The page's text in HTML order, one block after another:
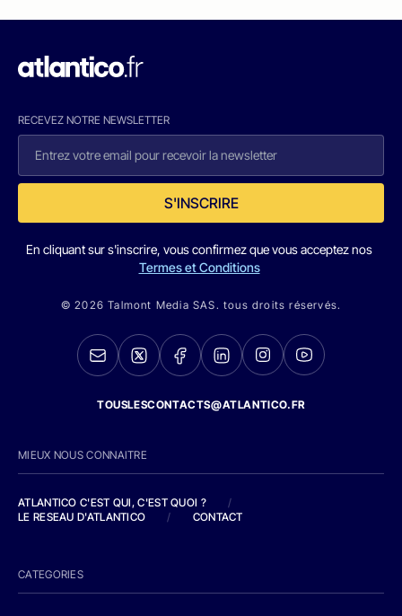
RECEVEZ NOTRE NEWSLETTER
S'INSCRIRE
En cliquant sur s'inscrire, vous confirmez que vous acceptez nos
Termes et Conditions
© 2026 Talmont Media SAS. tous droits réservés.
TOUSLESCONTACTS@ATLANTICO.FR
MIEUX NOUS CONNAITRE
ATLANTICO C'EST QUI, C'EST QUOI ?
/
LE RESEAU D'ATLANTICO
/ CONTACT
CATEGORIES